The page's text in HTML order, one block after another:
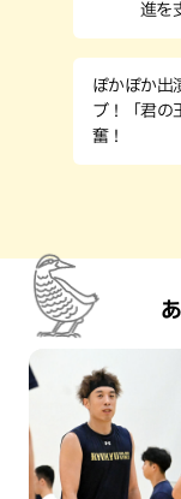
進を
ぽかぽか出
ブ！「君の
奮！